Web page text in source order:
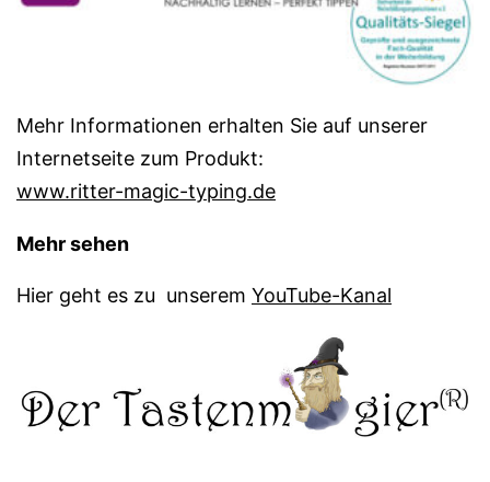
Mehr Informationen erhalten Sie auf unserer
Internetseite zum Produkt:
www.ritter-magic-typing.de
Mehr sehen
Hier geht es zu unserem YouTube-Kanal